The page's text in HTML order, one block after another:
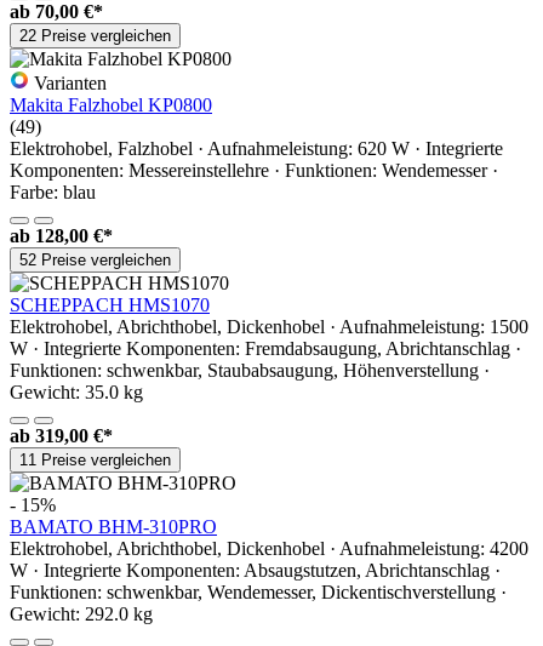
ab 70,00 €*
22 Preise vergleichen
Varianten
Makita Falzhobel KP0800
(49)
Elektrohobel, Falzhobel · Aufnahmeleistung: 620 W · Integrierte
Komponenten: Messereinstellehre · Funktionen: Wendemesser ·
Farbe: blau
ab 128,00 €*
52 Preise vergleichen
SCHEPPACH HMS1070
Elektrohobel, Abrichthobel, Dickenhobel · Aufnahmeleistung: 1500
W · Integrierte Komponenten: Fremdabsaugung, Abrichtanschlag ·
Funktionen: schwenkbar, Staubabsaugung, Höhenverstellung ·
Gewicht: 35.0 kg
ab 319,00 €*
11 Preise vergleichen
- 15%
BAMATO BHM-310PRO
Elektrohobel, Abrichthobel, Dickenhobel · Aufnahmeleistung: 4200
W · Integrierte Komponenten: Absaugstutzen, Abrichtanschlag ·
Funktionen: schwenkbar, Wendemesser, Dickentischverstellung ·
Gewicht: 292.0 kg